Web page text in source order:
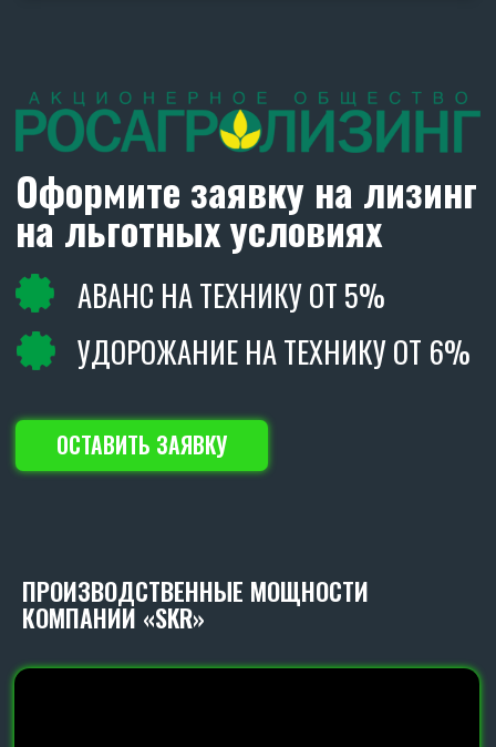
ПРОИЗВОДСТВЕННЫЕ МОЩНОСТИ
КОМПАНИИ «SKR»